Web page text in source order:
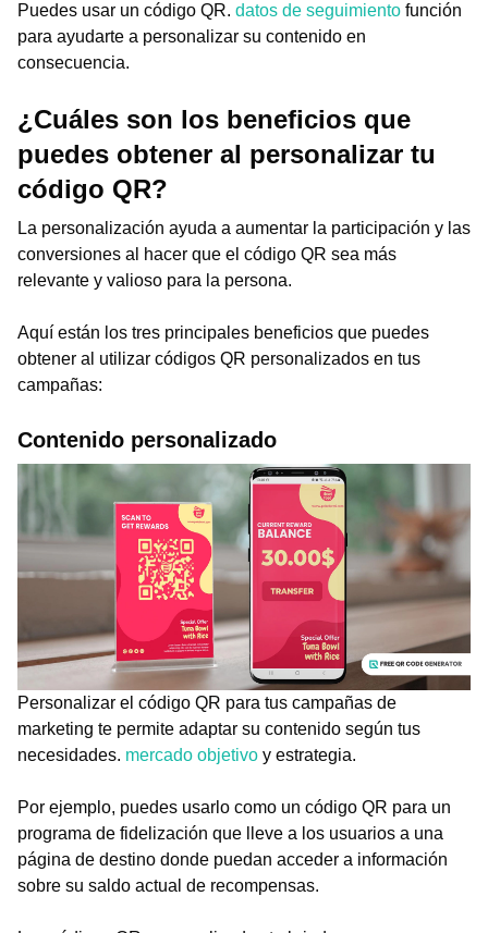
Puedes usar un código QR. datos de seguimiento función
para ayudarte a personalizar su contenido en
consecuencia.
¿Cuáles son los beneficios que
puedes obtener al personalizar tu
código QR?
La personalización ayuda a aumentar la participación y las
conversiones al hacer que el código QR sea más
relevante y valioso para la persona.
Aquí están los tres principales beneficios que puedes
obtener al utilizar códigos QR personalizados en tus
campañas:
Contenido personalizado
Personalizar el código QR para tus campañas de
marketing te permite adaptar su contenido según tus
necesidades. mercado objetivo y estrategia.
Por ejemplo, puedes usarlo como un código QR para un
programa de fidelización que lleve a los usuarios a una
página de destino donde puedan acceder a información
sobre su saldo actual de recompensas.